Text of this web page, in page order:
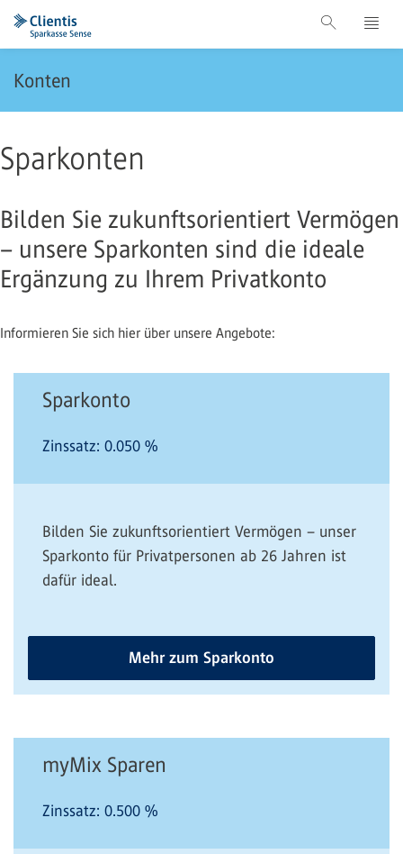
Konten
Sparkonten
Bilden Sie zukunftsorientiert Vermögen
– unsere Sparkonten sind die ideale
Ergänzung zu Ihrem Privatkonto
Informieren Sie sich hier über unsere Angebote:
Sparkonto
Zinssatz: 0.050 %
Bilden Sie zukunftsorientiert Vermögen – unser
Sparkonto für Privatpersonen ab 26 Jahren ist
dafür ideal.
Mehr zum Sparkonto
myMix Sparen
Zinssatz: 0.500 %